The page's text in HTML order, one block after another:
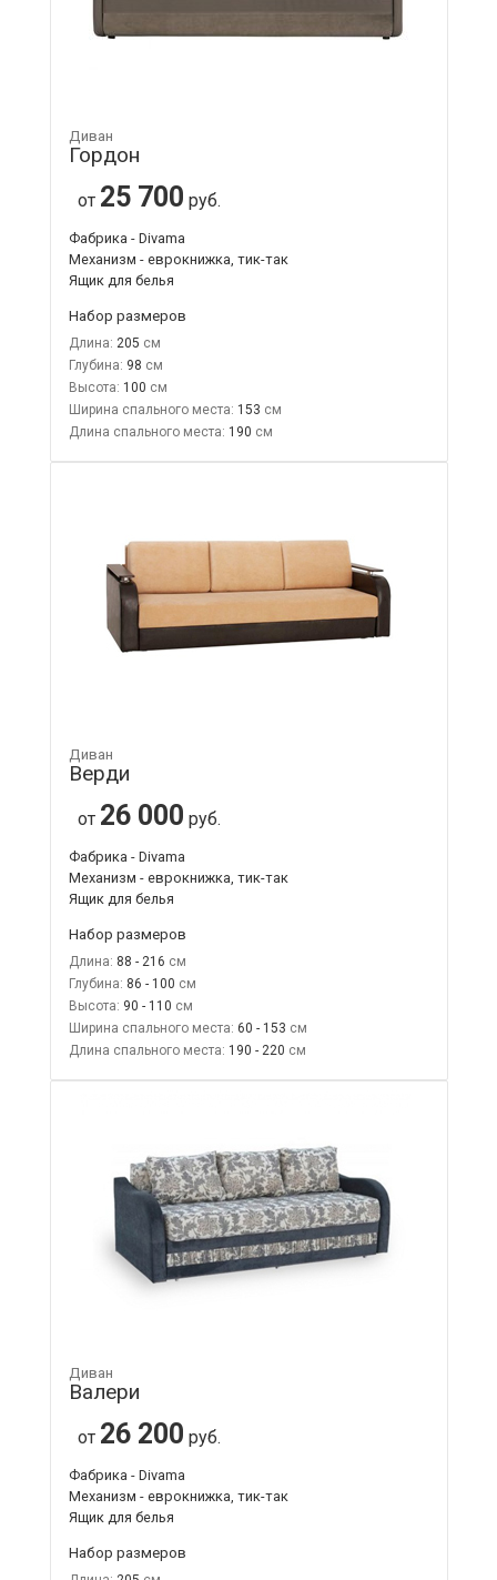
Диван
Гордон
от 25 700 руб.
Фабрика - Divama
Механизм - еврокнижка, тик-так
Ящик для белья
Набор размеров
Длина: 205
Глубина: 98
Высота: 100
Ширина спального места: 153
Длина спального места: 190
Диван
Верди
от 26 000 руб.
Фабрика - Divama
Механизм - еврокнижка, тик-так
Ящик для белья
Набор размеров
Длина: 88 - 216
Глубина: 86 - 100
Высота: 90 - 110
Ширина спального места: 60 - 153
Длина спального места: 190 - 220
Диван
Валери
от 26 200 руб.
Фабрика - Divama
Механизм - еврокнижка, тик-так
Ящик для белья
Набор размеров